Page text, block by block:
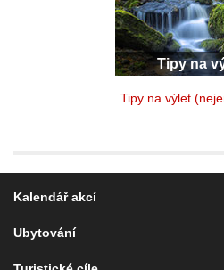
Tipy na
Tipy na výlet
Kalendář akcí
Ubytování